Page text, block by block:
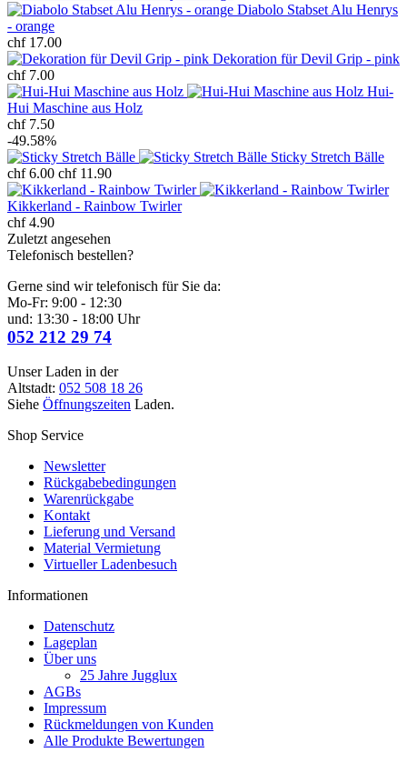
Diabolo Stabset Alu Henrys
- orange
chf 17.00
Dekoration für Devil Grip - pink
chf 7.00
Hui-
Hui Maschine aus Holz
chf 7.50
-49.58%
Sticky Stretch Bälle
chf 6.00 chf 11.90
Kikkerland - Rainbow Twirler
chf 4.90
Zuletzt angesehen
Telefonisch bestellen?
Gerne sind wir telefonisch für Sie da:
Mo-Fr: 9:00 - 12:30
und: 13:30 - 18:00 Uhr
052 212 29 74
Unser Laden in der
Altstadt: 052 508 18 26
Siehe Öffnungszeiten Laden.
Shop Service
Newsletter
Rückgabebedingungen
Warenrückgabe
Kontakt
Lieferung und Versand
Material Vermietung
Virtueller Ladenbesuch
Informationen
Datenschutz
Lageplan
Über uns
25 Jahre Jugglux
AGBs
Impressum
Rückmeldungen von Kunden
Alle Produkte Bewertungen